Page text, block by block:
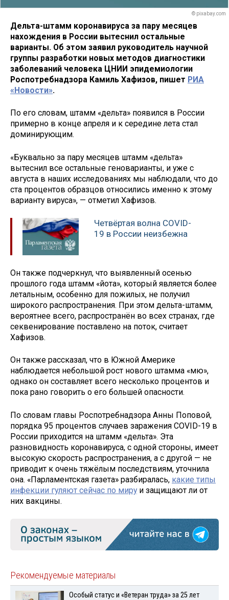
© pixabay.com
Дельта-штамм коронавируса за пару месяцев
нахождения в России вытеснил остальные
варианты. Об этом заявил руководитель научной
группы разработки новых методов диагностики
заболеваний человека ЦНИИ эпидемиологии
Роспотребнадзора Камиль Хафизов, пишет РИА
«Новости».
По его словам, штамм «дельта» появился в России
примерно в конце апреля и к середине лета стал
доминирующим.
«Буквально за пару месяцев штамм «дельта»
вытеснил все остальные геноварианты, и уже с
августа в наших исследованиях мы наблюдали, что до
ста процентов образцов относились именно к этому
варианту вируса», — отметил Хафизов.
Четвёртая волна COVID-
19 в России неизбежна
Он также подчеркнул, что выявленный осенью
прошлого года штамм «йота», который является более
летальным, особенно для пожилых, не получил
широкого распространения. При этом дельта-штамм,
вероятнее всего, распространён во всех странах, где
секвенирование поставлено на поток, считает
Хафизов.
Он также рассказал, что в Южной Америке
наблюдается небольшой рост нового штамма «мю»,
однако он составляет всего несколько процентов и
пока рано говорить о его большей опасности.
По словам главы Роспотребнадзора Анны Поповой,
порядка 95 процентов случаев заражения COVID-19 в
России приходится на штамм «дельта». Эта
разновидность коронавируса, с одной стороны, имеет
высокую скорость распространения, а с другой — не
приводит к очень тяжёлым последствиям, уточнила
она. «Парламентская газета» разбиралась, какие типы
инфекции гуляют сейчас по миру и защищают ли от
них вакцины.
Рекомендуемые материалы
Особый статус и «Ветеран труда» за 25 лет